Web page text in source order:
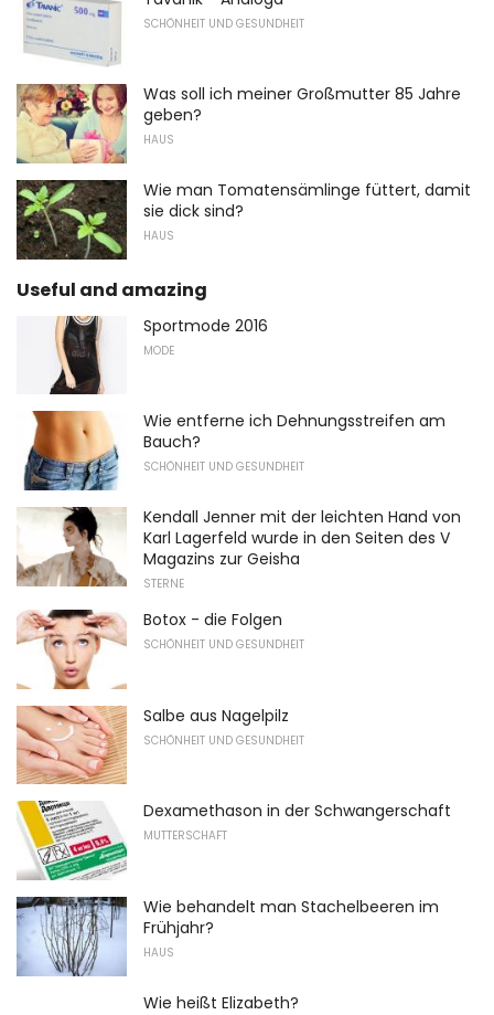
SCHÖNHEIT UND GESUNDHEIT
Was soll ich meiner Großmutter 85 Jahre
geben?
HAUS
Wie man Tomatensämlinge füttert, damit
sie dick sind?
HAUS
Useful and amazing
Sportmode 2016
MODE
Wie entferne ich Dehnungsstreifen am
Bauch?
SCHÖNHEIT UND GESUNDHEIT
Kendall Jenner mit der leichten Hand von
Karl Lagerfeld wurde in den Seiten des V
Magazins zur Geisha
STERNE
Botox - die Folgen
SCHÖNHEIT UND GESUNDHEIT
Salbe aus Nagelpilz
SCHÖNHEIT UND GESUNDHEIT
Dexamethason in der Schwangerschaft
MUTTERSCHAFT
Wie behandelt man Stachelbeeren im
Frühjahr?
HAUS
Wie heißt Elizabeth?